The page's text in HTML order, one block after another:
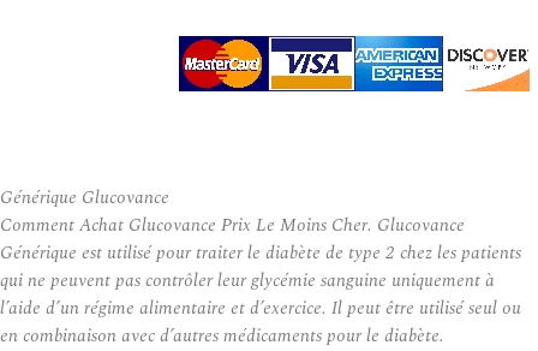
Générique Glucovance
Comment Achat Glucovance Prix Le Moins Cher. Glucovance
Générique est utilisé pour traiter le diabète de type 2 chez les patients
qui ne peuvent pas contrôler leur glycémie sanguine uniquement à
l’aide d’un régime alimentaire et d’exercice. Il peut être utilisé seul ou
en combinaison avec d’autres médicaments pour le diabète.